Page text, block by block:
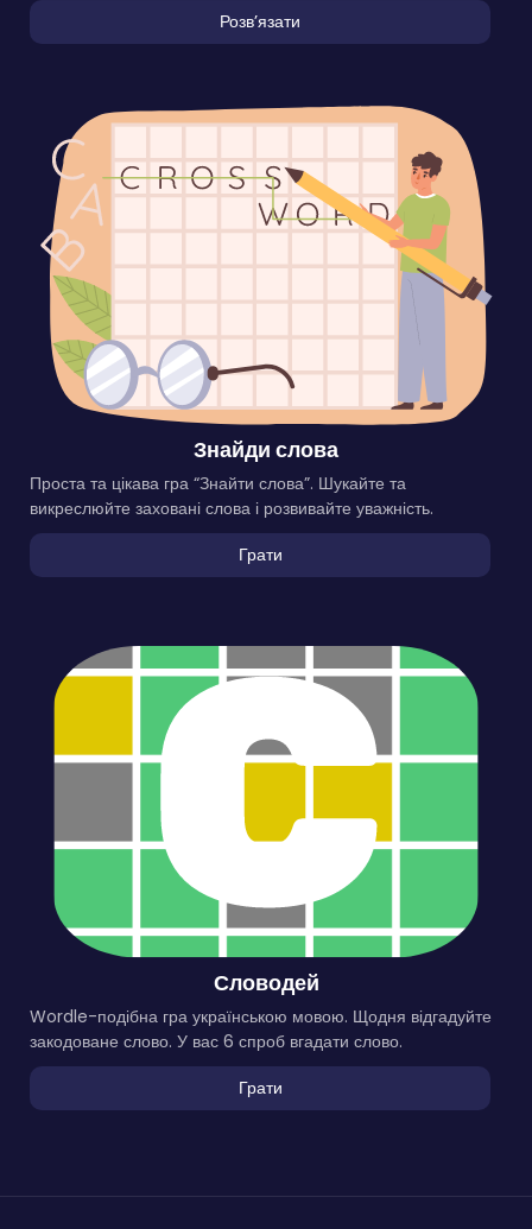
Розвʼязати
Знайди слова
Проста та цікава гра “Знайти слова”. Шукайте та
викреслюйте заховані слова і розвивайте уважність.
Грати
Словодей
Wordle-подібна гра українською мовою. Щодня відгадуйте
закодоване слово. У вас 6 спроб вгадати слово.
Грати